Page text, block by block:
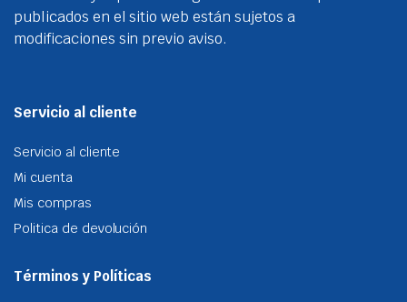
publicados en el sitio web están sujetos a
modificaciones sin previo aviso.
Servicio al cliente
Servicio al cliente
Mi cuenta
Mis compras
Politica de devolución
Términos y Políticas